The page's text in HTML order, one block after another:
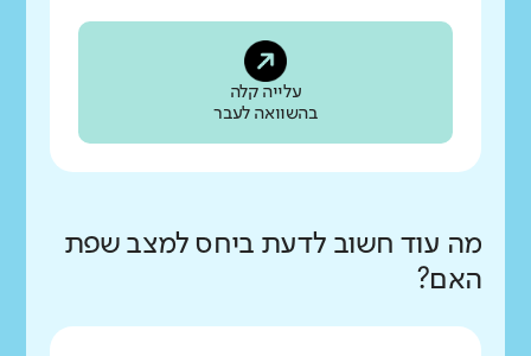
עלייה קלה
בהשוואה לעבר
מה עוד חשוב לדעת ביחס למצב שפת
האם?